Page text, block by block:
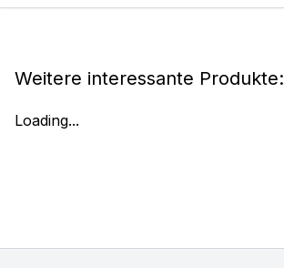
Weitere interessante Produkte:
Loading...